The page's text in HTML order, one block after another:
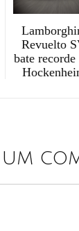
Revuelto
bate recorde
um